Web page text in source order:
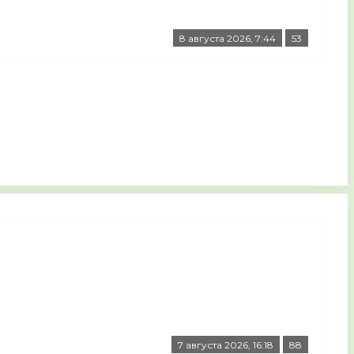
8 августа 2026, 7:44 53
7 августа 2026, 16:18 88